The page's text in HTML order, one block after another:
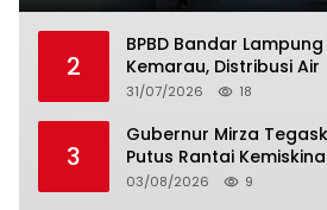
2
BPBD Bandar
Kemarau, Distribusi Air
31/07/2026 18
3
Gubernur Mirza
Putus Rantai
03/08/2026 9